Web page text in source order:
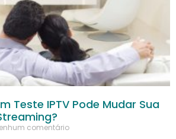
Teste IPTV Pode Mudar Sua
comentário